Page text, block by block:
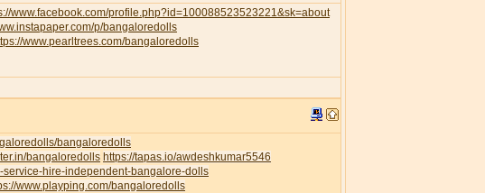
www.facebook.com/profile.php?id=100088523523221&sk=about
p/bangaloredolls
www.pearltrees.com/bangaloredolls
bangaloredolls
bangaloredolls https://tapas.io/awdeshkumar5546
hire-independent-bangalore-dolls
www.playping.com/bangaloredolls